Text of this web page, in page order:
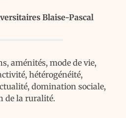
Blaise-Pascal
aménités, mode de vie,
hétérogénéité,
domination sociale,
de la ruralité.